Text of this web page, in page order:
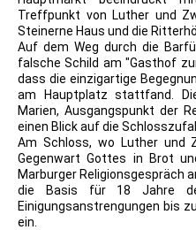
Treffpunkt von Luther und
Steinerne Haus und die
Auf dem Weg durch die
falsche Schild am "Gasthof
dass die einzigartige
am Hauptplatz stattfand.
Marien, Ausgangspunkt der
einen Blick auf die
Am Schloss, wo Luther und
Gegenwart Gottes in Brot
Marburger Religionsgespräch
die Basis für 18 Jahre
Einigungsanstrengungen bis
ein.